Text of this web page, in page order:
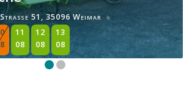
51, 35096 Weimar
11
08
12
08
13
08